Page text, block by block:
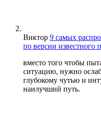
Виктор 9 самых
по версии известного
вместо того чтобы
ситуацию, нужно
глубокому чутью и
наилучший путь.